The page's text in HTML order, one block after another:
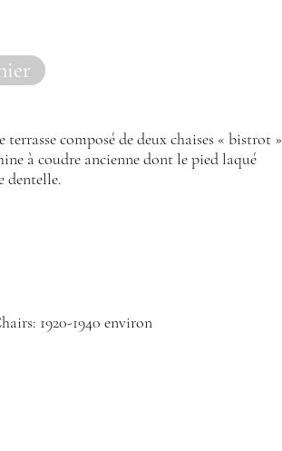
composé de deux chaises « bistrot »
à coudre ancienne dont le pied laqué
dentelle.
1920-1940 environ